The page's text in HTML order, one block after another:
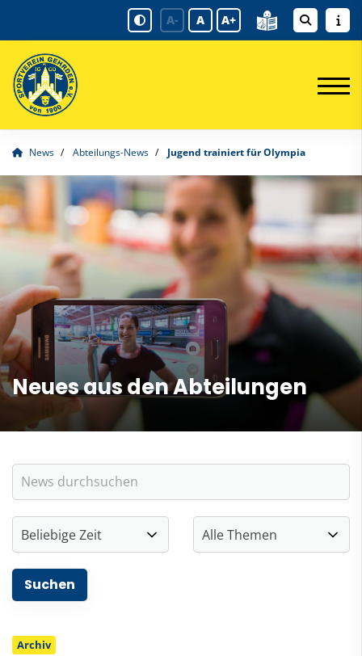
A- A A+
News Abteilungs-News Jugend trainiert für Olympia
Neues aus den Abteilungen
Archiv